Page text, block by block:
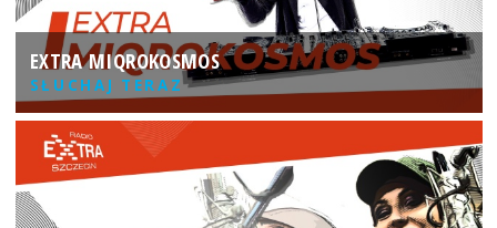
EXTRA MIQROKOSMOS
SŁUCHAJ TERAZ